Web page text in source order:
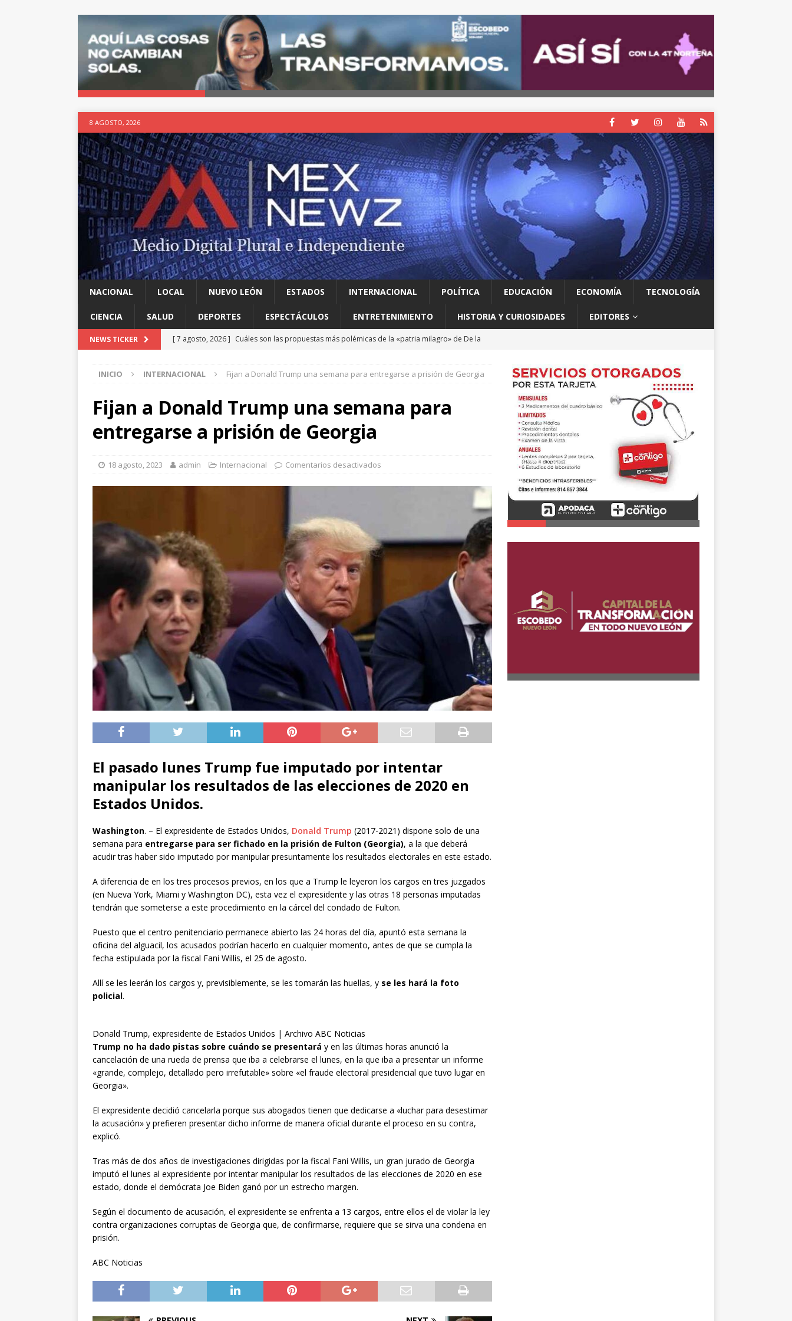
8 AGOSTO, 2026
NACIONAL LOCAL NUEVO LEÓN ESTADOS INTERNACIONAL POLÍTICA EDUCACIÓN ECONOMÍA TECNOLOGÍA
CIENCIA SALUD DEPORTES ESPECTÁCULOS ENTRETENIMIENTO HISTORIA Y CURIOSIDADES EDITORES
NEWS TICKER [ 7 agosto, 2026 ] Cuáles son las propuestas más polémicas de la «patria milagro» de De la
[ 7 agosto, 2026 ] México y Perú restablecen relaciones tras crisis diplomática
INTERNACIONAL
Investigan empacadora de chiles jalapeños en Nuevo León por brote de
salmonella
LOCAL
INICIO INTERNACIONAL Fijan a Donald Trump una semana para entregarse a prisión de Georgia
Fijan a Donald Trump una semana para
entregarse a prisión de Georgia
18 agosto, 2023 admin Internacional Comentarios desactivados
El pasado lunes Trump fue imputado por intentar
manipular los resultados de las elecciones de 2020 en
Estados Unidos.
Washington. – El expresidente de Estados Unidos, Donald Trump (2017-2021) dispone solo de una
semana para entregarse para ser fichado en la prisión de Fulton (Georgia), a la que deberá
acudir tras haber sido imputado por manipular presuntamente los resultados electorales en este estado.
A diferencia de en los tres procesos previos, en los que a Trump le leyeron los cargos en tres juzgados
(en Nueva York, Miami y Washington DC), esta vez el expresidente y las otras 18 personas imputadas
tendrán que someterse a este procedimiento en la cárcel del condado de Fulton.
Puesto que el centro penitenciario permanece abierto las 24 horas del día, apuntó esta semana la
oficina del alguacil, los acusados podrían hacerlo en cualquier momento, antes de que se cumpla la
fecha estipulada por la fiscal Fani Willis, el 25 de agosto.
Allí se les leerán los cargos y, previsiblemente, se les tomarán las huellas, y se les hará la foto
policial.
Donald Trump, expresidente de Estados Unidos | Archivo ABC Noticias
Trump no ha dado pistas sobre cuándo se presentará y en las últimas horas anunció la
cancelación de una rueda de prensa que iba a celebrarse el lunes, en la que iba a presentar un informe
«grande, complejo, detallado pero irrefutable» sobre «el fraude electoral presidencial que tuvo lugar en
Georgia».
El expresidente decidió cancelarla porque sus abogados tienen que dedicarse a «luchar para desestimar
la acusación» y prefieren presentar dicho informe de manera oficial durante el proceso en su contra,
explicó.
Tras más de dos años de investigaciones dirigidas por la fiscal Fani Willis, un gran jurado de Georgia
imputó el lunes al expresidente por intentar manipular los resultados de las elecciones de 2020 en ese
estado, donde el demócrata Joe Biden ganó por un estrecho margen.
Según el documento de acusación, el expresidente se enfrenta a 13 cargos, entre ellos el de violar la ley
contra organizaciones corruptas de Georgia que, de confirmarse, requiere que se sirva una condena en
prisión.
ABC Noticias